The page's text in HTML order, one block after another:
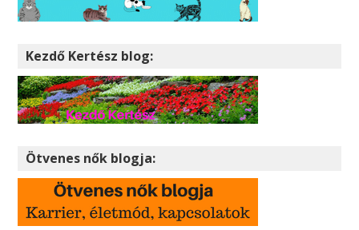
Kezdő Kertész blog:
Ötvenes nők blogja: